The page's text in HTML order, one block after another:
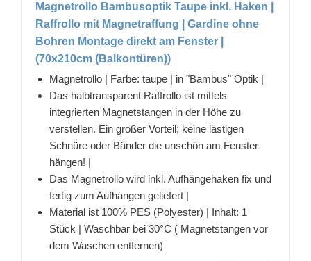
Magnetrollo Bambusoptik Taupe inkl. Haken |
Raffrollo mit Magnetraffung | Gardine ohne
Bohren Montage direkt am Fenster |
(70x210cm (Balkontüren))
Magnetrollo | Farbe: taupe | in "Bambus" Optik |
Das halbtransparent Raffrollo ist mittels
integrierten Magnetstangen in der Höhe zu
verstellen. Ein großer Vorteil; keine lästigen
Schnüre oder Bänder die unschön am Fenster
hängen! |
Das Magnetrollo wird inkl. Aufhängehaken fix und
fertig zum Aufhängen geliefert |
Material ist 100% PES (Polyester) | Inhalt: 1
Stück | Waschbar bei 30°C ( Magnetstangen vor
dem Waschen entfernen)